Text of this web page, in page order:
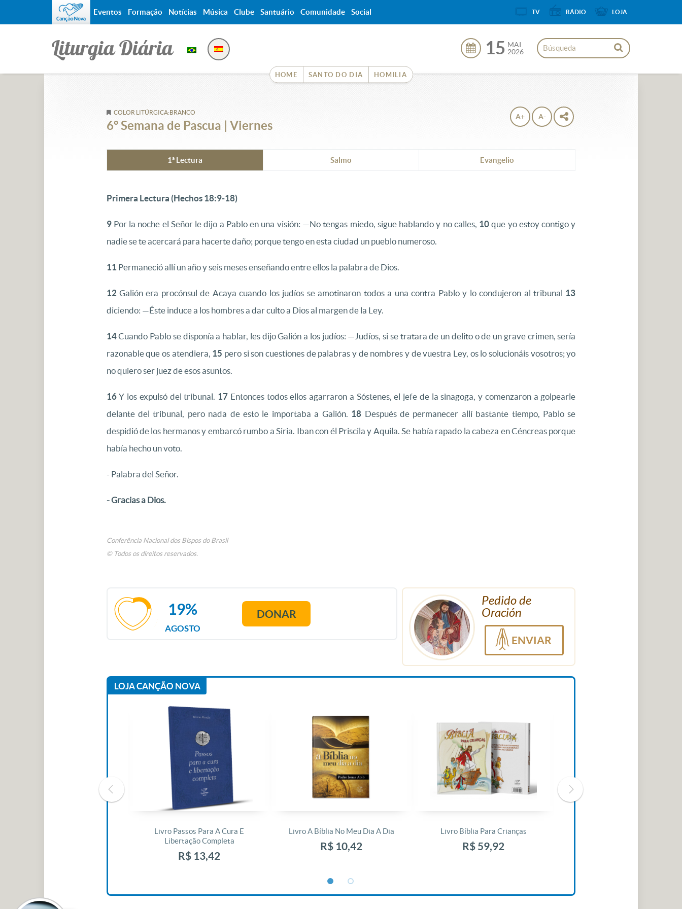
Liturgia Diária
HOME SANTO DO DIA HOMILIA
15 MAI
2026
COLOR LITÚRGICA:BRANCO
6º Semana de Pascua | Viernes
A+ A-
1ª Lectura Salmo Evangelio
Primera Lectura (Hechos 18:9-18)
9Por la noche el Señor le dijo a Pablo en una visión: —No tengas miedo, sigue hablando y no calles, 10 que yo estoy contigo y
nadie se te acercará para hacerte daño; porque tengo en esta ciudad un pueblo numeroso.
11 Permaneció allí un año y seis meses enseñando entre ellos la palabra de Dios.
12 Galión era procónsul de Acaya cuando los judíos se amotinaron todos a una contra Pablo y lo condujeron al tribunal 13
diciendo: —Éste induce a los hombres a dar culto a Dios al margen de la Ley.
14Cuando Pablo se disponía a hablar, les dijo Galión a los judíos: —Judíos, si se tratara de un delito o de un grave crimen, sería
razonable que os atendiera, 15 pero si son cuestiones de palabras y de nombres y de vuestra Ley, os lo solucionáis vosotros; yo
no quiero ser juez de esos asuntos.
16Y los expulsó del tribunal. 17 Entonces todos ellos agarraron a Sóstenes, el jefe de la sinagoga, y comenzaron a golpearle
delante del tribunal, pero nada de esto le importaba a Galión. 18 Después de permanecer allí bastante tiempo, Pablo se
despidió de los hermanos y embarcó rumbo a Siria. Iban con él Priscila y Aquila. Se había rapado la cabeza en Céncreas porque
había hecho un voto.
- Palabra del Señor.
- Gracias a Dios.
Conferência Nacional dos Bispos do Brasil
© Todos os direitos reservados.
AGOSTO
19% DONAR
Pedido de
Oración
ENVIAR
LOJA CANÇÃO NOVA
Livro Passos Para A Cura E
Libertação Completa
R$ 13,42
Livro A Bíblia No Meu Dia A Dia
R$ 10,42
Livro Bíblia Para Crianças
R$ 59,92
Eventos Formação Notícias Música Clube Santuário Comunidade Social TV RÁDIO LOJA